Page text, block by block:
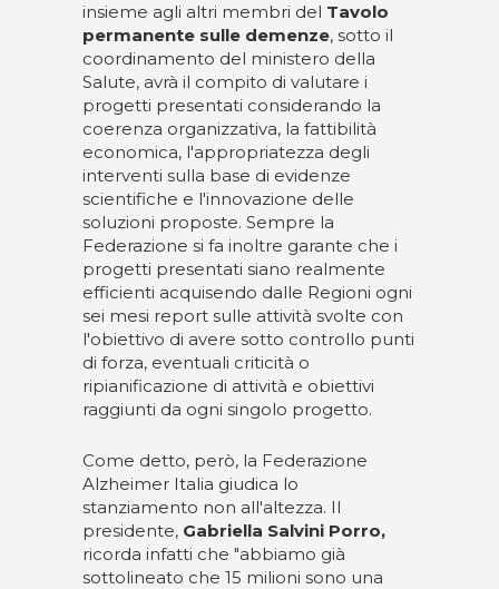
insieme agli altri membri del Tavolo
permanente sulle demenze, sotto il
coordinamento del ministero della
Salute, avrà il compito di valutare i
progetti presentati considerando la
coerenza organizzativa, la fattibilità
economica, l'appropriatezza degli
interventi sulla base di evidenze
scientifiche e l'innovazione delle
soluzioni proposte. Sempre la
Federazione si fa inoltre garante che i
progetti presentati siano realmente
efficienti acquisendo dalle Regioni ogni
sei mesi report sulle attività svolte con
l'obiettivo di avere sotto controllo punti
di forza, eventuali criticità o
ripianificazione di attività e obiettivi
raggiunti da ogni singolo progetto.
Come detto, però, la Federazione
Alzheimer Italia giudica lo
stanziamento non all'altezza. Il
presidente, Gabriella Salvini Porro,
ricorda infatti che "abbiamo già
sottolineato che 15 milioni sono una